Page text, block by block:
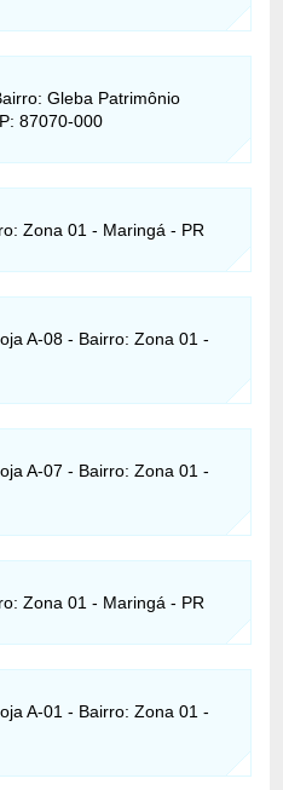
Gleba Patrimônio
87070-000
Zona 01 - Maringá - PR
A-08 - Bairro: Zona 01 -
A-07 - Bairro: Zona 01 -
Zona 01 - Maringá - PR
A-01 - Bairro: Zona 01 -